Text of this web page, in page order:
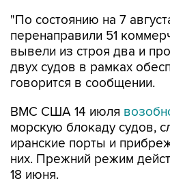
"По состоянию на 7
перенаправили 51
вывели из строя два и
двух судов в рамках
говорится в сообщении.
ВМС США 14 июля
морскую блокаду судов,
иранские порты и
них. Прежний режим
18 июня.